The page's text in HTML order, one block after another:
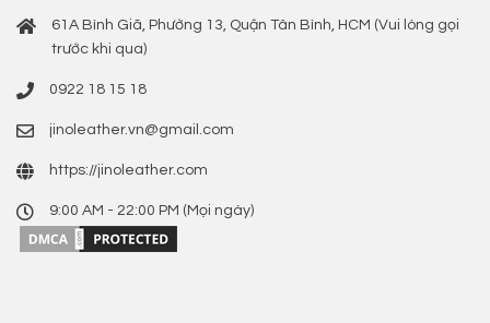
61A Bình Giã, Phường 13, Quận Tân Bình, HCM (Vui lòng gọi
trước khi qua)
0922 18 15 18
jinoleather.vn@gmail.com
https://jinoleather.com
9:00 AM - 22:00 PM (Mọi ngày)